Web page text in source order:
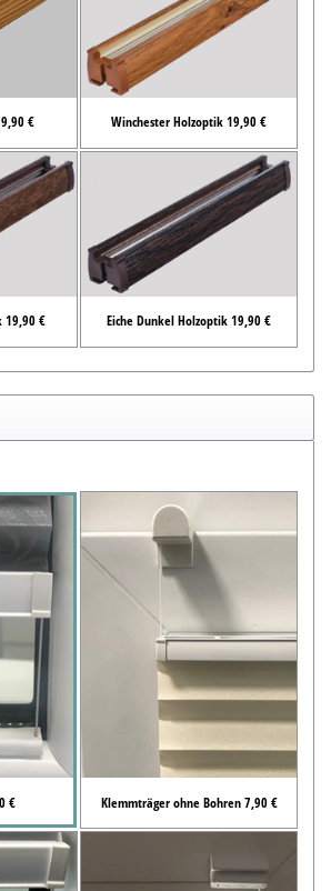
€ Winchester Holzoptik 19,90 €
19,90 € Eiche Dunkel Holzoptik 19,90 €
€ Klemmträger ohne Bohren 7,90 €